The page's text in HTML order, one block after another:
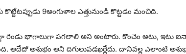
9అంగుళాల ఎత్తునుండి కొట్టడం మంచిది.
రెండు భాగాలుగా పగలాలి అని అంటారు. కొంచెం అటు, ఇటు
అదేదో అశుభం అని దిగులుపడఖర్లేదు. దానివల్ల ఎలాంటి